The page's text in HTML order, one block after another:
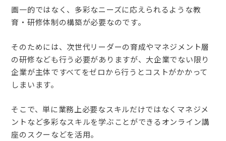
画一的ではなく、多彩なニーズに応えられるような教
育・研修体制の構築が必要なのです。
そのためには、次世代リーダーの育成やマネジメント層
の研修なども行う必要がありますが、大企業でない限り
企業が主体ですべてをゼロから行うとコストがかかって
しまいます。
そこで、単に業務上必要なスキルだけではなくマネジメ
ントなど多彩なスキルを学ぶことができるオンライン講
座のスクーなどを活用。